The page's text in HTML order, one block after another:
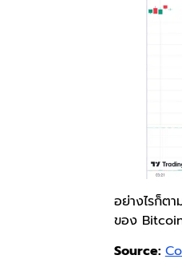
อย่างไรก็ต
ของ
Source: